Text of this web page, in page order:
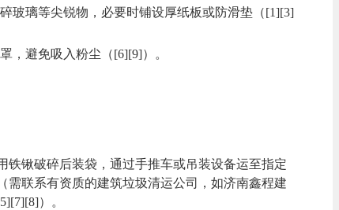
玻璃等尖锐物，必要时铺设厚纸板或防滑垫（[1][3]
，避免吸入粉尘（[6][9]）。
铁锹破碎后装袋，通过手推车或吊装设备运至指定
（需联系有资质的建筑垃圾清运公司，如济南鑫程建
）。